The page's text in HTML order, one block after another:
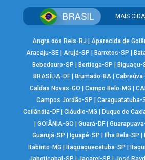
MAIS
Angra dos Reis-RJ Aparecida de
Aracaju-SE |Arujá-SP Barretos-SP
Bebedouro-SP
Bertioga-SP Biguaçu-
BRASÍLIA-DF| Brumado-BA|
Caldas Novas-GO
|Campo Belo-MG |
Campos Jordão-SP
Caraguatatuba-
Ceilândia-DF| Cláudio-MG Duque de
GOIÂNIA-GO Guará-DF|
Guarujá-SP
Iguapé-SP Ilha Bela-SP
Itabirito-MG
Itaquaquecetuba-SP